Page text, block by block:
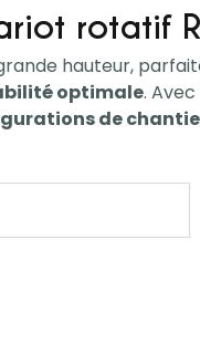
rotatif
hauteur,
optimale.
de